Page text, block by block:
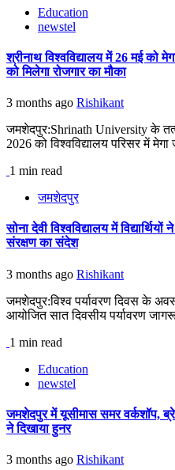
Education
newstel
श्रीनाथ विश्वविद्यालय में 26 मई को
को मिलेगा रोजगार का मौका
3 months ago Rishikant
जमशेदपुर:Shrinath University के
2026 को विश्वविद्यालय परिसर में
1 min read
जमशेदपुर
सोना देवी विश्वविद्यालय में
संरक्षण का संदेश
3 months ago Rishikant
जमशेदपुर:विश्व पर्यावरण दिवस के
आयोजित सात दिवसीय पर्यावरण
1 min read
Education
newstel
जमशेदपुर में यूसीमास समर वर्कशॉप,
ने दिखाया हुनर
3 months ago Rishikant